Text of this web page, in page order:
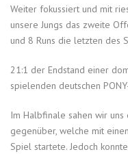
Weiter fokussiert und mit
unsere Jungs das zweite
und 8 Runs die letzten des
21:1 der Endstand einer
spielenden deutschen
Im Halbfinale sahen wir
gegenüber, welche mit
Spiel startete. Jedoch